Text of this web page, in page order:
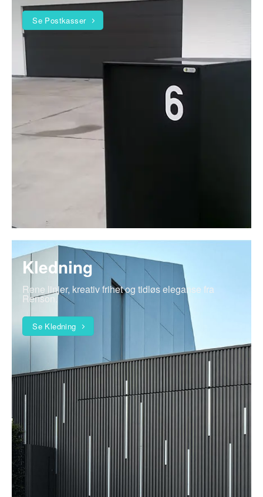
Se Postkasser
Kledning
Rene linjer, kreativ frihet og tidløs eleganse fra
Renson.
Se Kledning